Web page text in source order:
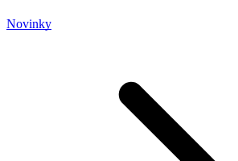
Novinky